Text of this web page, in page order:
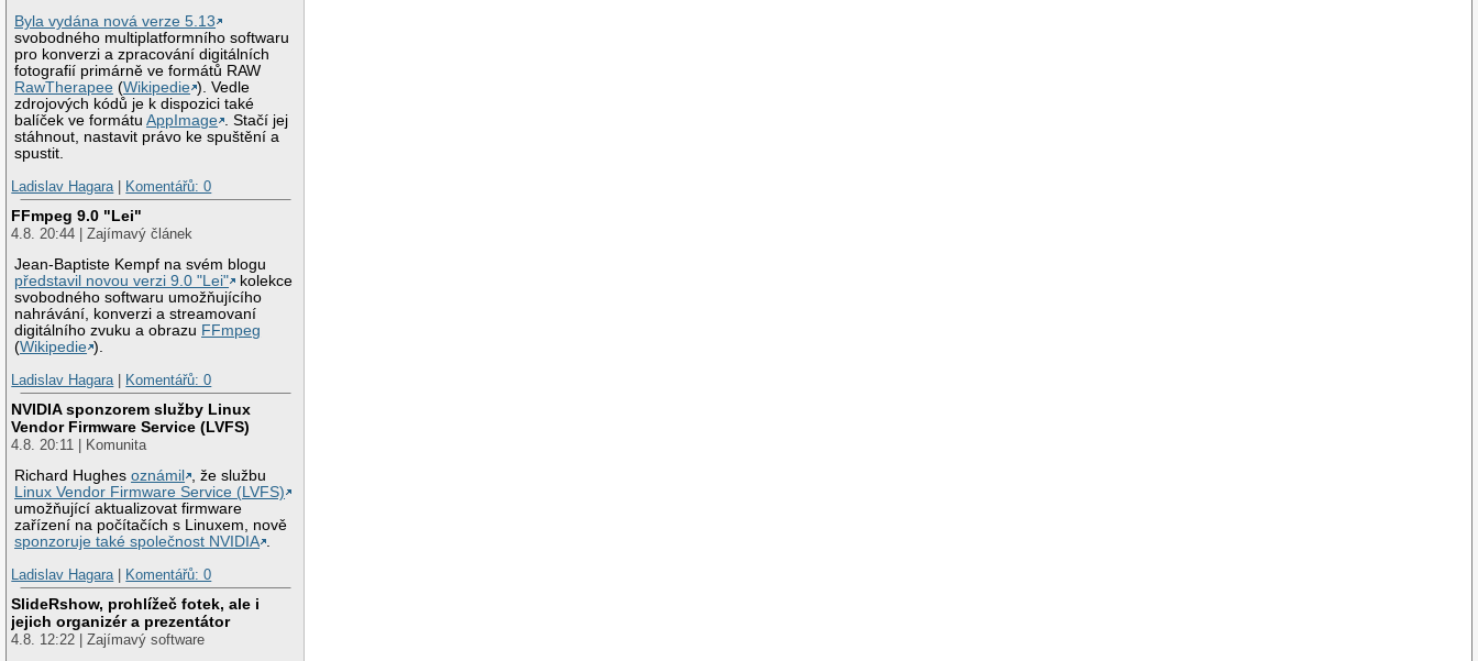
Byla vydána nová verze 5.13
svobodného multiplatformního softwaru
pro konverzi a zpracování digitálních
fotografií primárně ve formátů RAW
RawTherapee (Wikipedie ). Vedle
zdrojových kódů je k dispozici také
balíček ve formátuAppImage . Stačí jej
stáhnout, nastavit právo ke spuštění a
spustit.
Ladislav Hagara| Komentářů: 0
FFmpeg 9.0 "Lei"
4.8. 20:44 | Zajímavý článek
Jean-Baptiste Kempf na svém blogu
představil novou verzi 9.0 "Lei"
kolekce
svobodného softwaru umožňujícího
nahrávání, konverzi a streamovaní
digitálního zvuku a obrazu FFmpeg
(Wikipedie ).
Ladislav Hagara| Komentářů: 0
NVIDIA sponzorem služby Linux
Vendor Firmware Service (LVFS)
4.8. 20:11 | Komunita
Richard Hughesoznámil
, že službu
Linux Vendor Firmware Service (LVFS)
umožňující aktualizovat firmware
zařízení na počítačích s Linuxem, nově
sponzoruje také společnost NVIDIA .
Ladislav Hagara| Komentářů: 0
SlideRshow, prohlížeč fotek, ale i
jejich organizér a prezentátor
4.8. 12:22 | Zajímavý software